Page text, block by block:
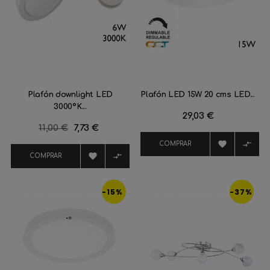
Plafón downlight LED
3000ºK...
Precio
11,00 € Precio
7,73 €
COMPRAR  
Plafón LED 15W 20 cms LED...
Precio
29,03 €
COMPRAR  
-15% -37%